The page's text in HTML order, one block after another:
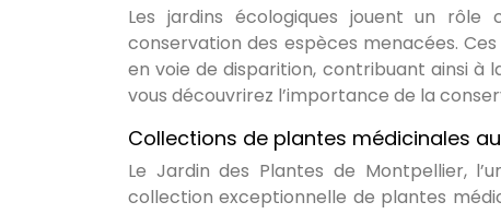
Les jardins écologiques jouent un
conservation des espèces menacées.
en voie de disparition, contribuant ainsi à
vous découvrirez l’importance de la
Collections de plantes médicinales
Le Jardin des Plantes de Montpellier,
collection exceptionnelle de plantes